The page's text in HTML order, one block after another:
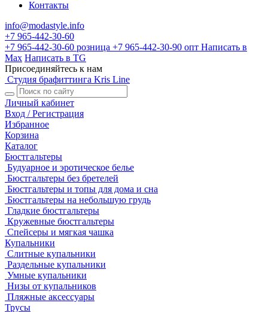
Контакты
info@modastyle.info
+7 965-442-30-60
+7 965-442-30-60 розница +7 965-442-30-90 опт Написать в
Max Написать в TG
Присоединяйтесь к нам
Студия брафиттинга Kris Line
Личный кабинет
Вход / Регистрация
Избранное
Корзина
Каталог
Бюстгальтеры
Будуарное и эротическое белье
Бюстгальтеры без бретелей
Бюстгальтеры и топы для дома и сна
Бюстгальтеры на небольшую грудь
Гладкие бюстгальтеры
Кружевные бюстгальтеры
Спейсеры и мягкая чашка
Купальники
Слитные купальники
Раздельные купальники
Умные купальники
Низы от купальников
Пляжные аксессуары
Трусы